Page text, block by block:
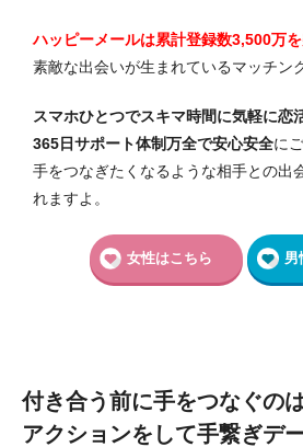
ハッピーメールは累計登録数3,500万を
素敵な出会いが生まれているマッチン
スマホひとつでスキマ時間に気軽に恋
365日サポート体制万全で安心安全に
手をつなぎたくなるような相手との出
れますよ。
女性はこちら 男
付き合う前に手をつなぐの
アクションをして手繋ぎデ